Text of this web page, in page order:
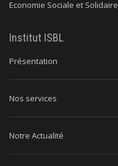
Economie Sociale et Solidaire
Institut ISBL
Présentation
Nos services
Notre Actualité